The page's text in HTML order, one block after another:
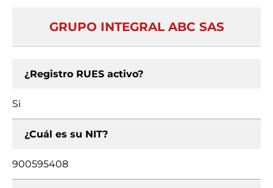
GRUPO INTEGRAL ABC SAS
¿Registro RUES activo?
Si
¿Cuál es su NIT?
900595408